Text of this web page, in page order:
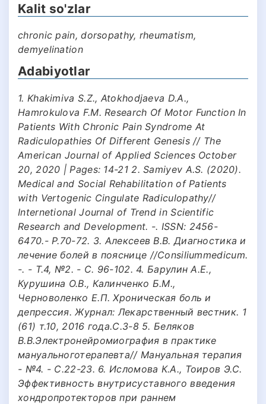
Kalit so'zlar
chronic pain, dorsopathy, rheumatism,
demyelination
Adabiyotlar
1. Khakimiva S.Z., Atokhodjaeva D.A.,
Hamrokulova F.M. Research Of Motor Function In
Patients With Chronic Pain Syndrome At
Radiculopathies Of Different Genesis // The
American Journal of Applied Sciences October
20, 2020 | Pages: 14-21 2. Samiyev A.S. (2020).
Mediсal and Social Rehabilitation of Patients
with Vertogenic Cingulate Radiculopathy//
Internetional Journal of Trend in Scientific
Research and Development. -. ISSN: 2456-
6470.- P.70-72. 3. Алексеев В.В. Диагностика и
лечение болей в пояснице //Consiliummedicum.
-. - Т.4, №2. - С. 96-102. 4. Барулин А.Е.,
Курушина О.В., Калинченко Б.М.,
Черноволенко Е.П. Хроническая боль и
депрессия. Журнал: Лекарственный вестник. 1
(61) т.10, 2016 года.С.3-8 5. Беляков
В.В.Электронейромиография в практике
мануальноготерапевта// Мануальная терапия
- №4. - С.22-23. 6. Исломова К.А., Тоиров Э.С.
Эффективность внутрисуставного введения
хондропротекторов при раннем